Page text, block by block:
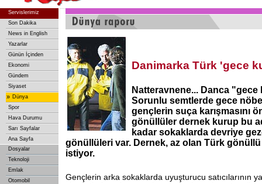
Servislerimiz
Son Dakika
News in English
Yazarlar
Günün İçinden
Ekonomi
Gündem
Siyaset
» Dünya
Spor
Hava Durumu
Sarı Sayfalar
Ana Sayfa
Dosyalar
Teknoloji
Emlak
Otomobil
Danimarka Türk 'gece
Natteravnene... Danca "gece
Sorunlu semtlerde gece
gençlerin suça karışmasını
gönüllüler dernek kurup bu
kadar sokaklarda devriye
gönüllüleri var. Dernek, az olan Türk gönüllü
istiyor.
Gençlerin arka sokaklarda uyuşturucu satıcılarının